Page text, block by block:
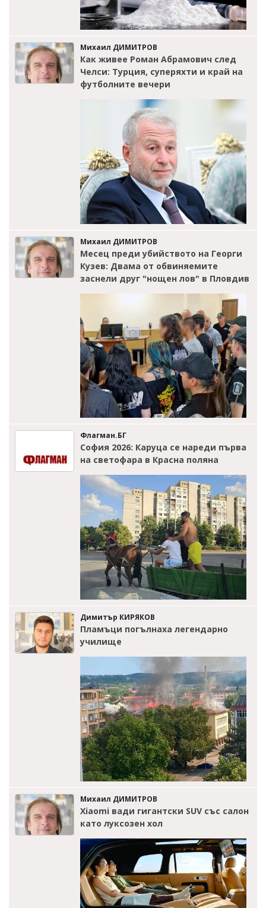
Михаил ДИМИТРОВ
Как живее Роман Абрамович след
Челси: Турция, суперяхти и край на
футболните вечери
Михаил ДИМИТРОВ
Месец преди убийството на Георги
Кузев: Двама от обвиняемите
заснели друг "нощен лов" в Пловдив
Флагман.БГ
София 2026: Каруца се нареди първа
на светофара в Красна поляна
Димитър КИРЯКОВ
Пламъци погълнаха легендарно
училище
Михаил ДИМИТРОВ
Xiaomi вади гигантски SUV със салон
като луксозен хол